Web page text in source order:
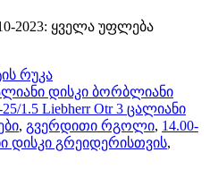
2023: ყველა უფლება
რუკა
დისკი ბორბლიანი
25/1.5 Liebherr Otr 3 ცალიანი
, გვერდითი რგოლი, 14.00-
დისკი გრეიდერისთვის,